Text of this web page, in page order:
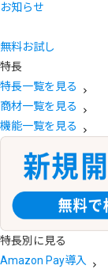
お知らせ
無料お試し
特長
特長一覧を見る
商材一覧を見る
機能一覧を見る
特長別に見る
Amazon Pay導入